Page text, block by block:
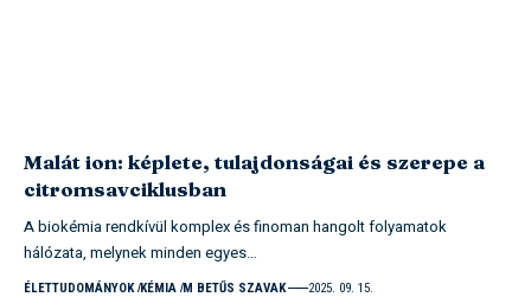
Malát ion: képlete, tulajdonságai és szerepe a
citromsavciklusban
A biokémia rendkívül komplex és finoman hangolt folyamatok
hálózata, melynek minden egyes…
ÉLETTUDOMÁNYOK KÉMIA M BETŰS SZAVAK 2025. 09. 15.